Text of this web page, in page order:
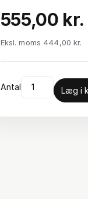
555,00 kr.
Eksl. moms 444,00 kr.
Antal Læg i